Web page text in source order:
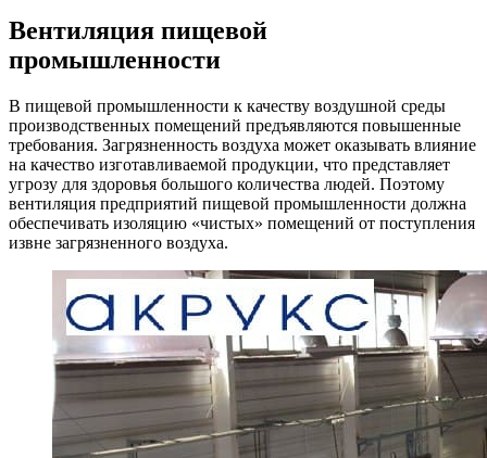
Вентиляция пищевой
промышленности
В пищевой промышленности к качеству воздушной среды
производственных помещений предъявляются повышенные
требования. Загрязненность воздуха может оказывать влияние
на качество изготавливаемой продукции, что представляет
угрозу для здоровья большого количества людей. Поэтому
вентиляция предприятий пищевой промышленности должна
обеспечивать изоляцию «чистых» помещений от поступления
извне загрязненного воздуха.